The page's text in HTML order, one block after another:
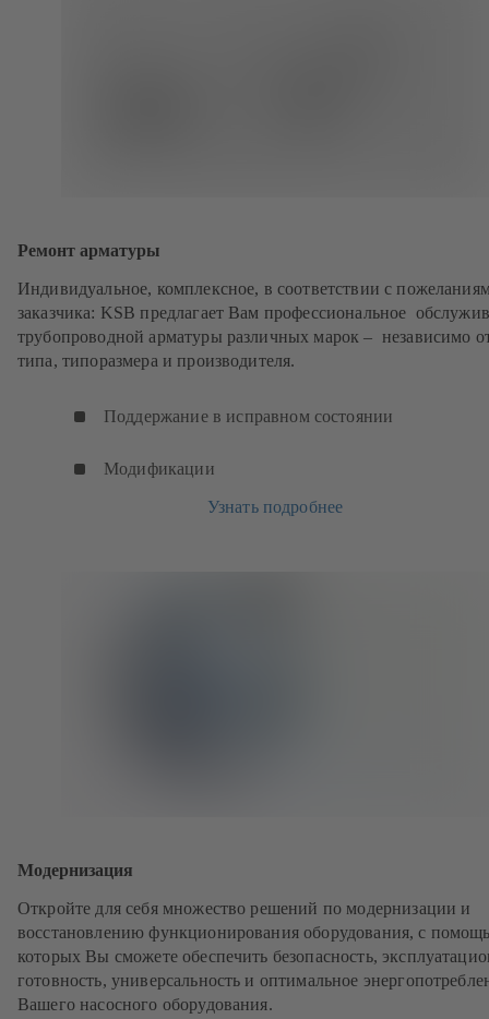
Ремонт арматуры
Индивидуальное, комплексное, в соответствии с
заказчика: KSB предлагает Вам профессиональное
трубопроводной арматуры различных марок – независимо
типа, типоразмера и производителя.
Поддержание в исправном состоянии
Модификации
Узнать подробнее
Модернизация
Откройте для себя множество решений по модернизации и
восстановлению функционирования оборудования, с
которых Вы сможете обеспечить безопасность,
готовность, универсальность и оптимальное
Вашего насосного оборудования.